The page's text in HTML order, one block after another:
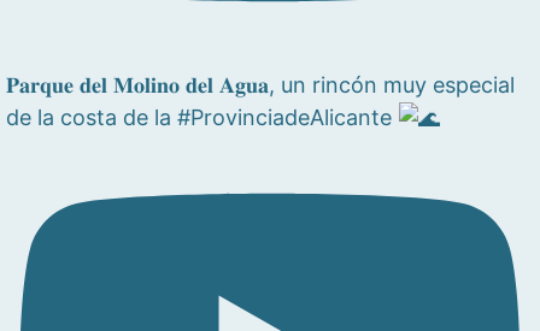
𝐏𝐚𝐫𝐪𝐮𝐞 𝐝𝐞𝐥 𝐌𝐨𝐥𝐢𝐧𝐨 𝐝𝐞𝐥 𝐀𝐠𝐮𝐚, un rincón muy especial
de la costa de la #ProvinciadeAlicante